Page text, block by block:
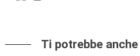
Ti potrebbe